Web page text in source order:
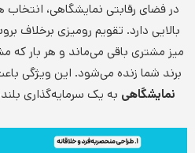
در فضای رقابتی نمایشگاهی،
بالایی دارد. تقویم رومیزی برخلاف
میز مشتری باقی می‌ماند و هر بار که
برند شما زنده می‌شود. این ویژگی
نمایشگاهی به یک سرمایه‌گذاری